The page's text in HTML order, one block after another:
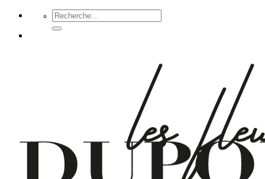
Passer
contenu
Recherche
pour :